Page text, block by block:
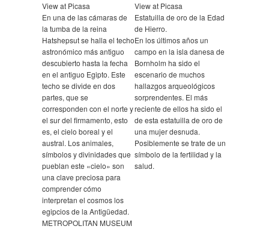
View at Picasa
En una de las cámaras de
la tumba de la reina
Hatshepsut se halla el techo
astronómico más antiguo
descubierto hasta la fecha
en el antiguo Egipto. Este
techo se divide en dos
partes, que se
corresponden con el norte y
el sur del firmamento, esto
es, el cielo boreal y el
austral. Los animales,
símbolos y divinidades que
pueblan este «cielo» son
una clave preciosa para
comprender cómo
interpretan el cosmos los
egipcios de la Antigüedad.
METROPOLITAN MUSEUM
View at Picasa
Estatuilla de oro de la Edad
de Hierro.
En los últimos años un
campo en la isla danesa de
Bornholm ha sido el
escenario de muchos
hallazgos arqueológicos
sorprendentes. El más
reciente de ellos ha sido el
de esta estatuilla de oro de
una mujer desnuda.
Posiblemente se trate de un
símbolo de la fertilidad y la
salud.